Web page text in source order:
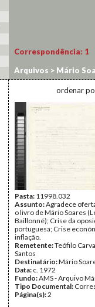
Correspondência: 1
Arquivos > Mário
Carvalho dos
ordenar
Pasta: 11998.032
Assunto:Agradece
o livro de Mário Soares
Baillonné); Crise da
portuguesa; Crise
inflação.
Remetente:Teófilo
Santos
Destinatário:Mário
Data: c. 1972
Fundo:AMS - Arquivo
Tipo Documental:
Página(s):2